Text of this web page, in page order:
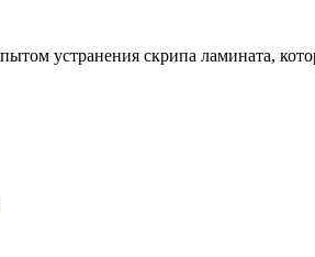
устранения скрипа ламината,